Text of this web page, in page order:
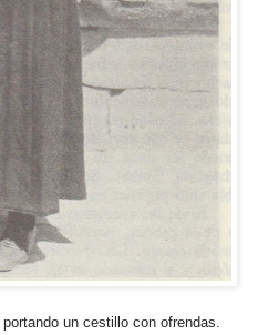
portando un cestillo con ofrendas.